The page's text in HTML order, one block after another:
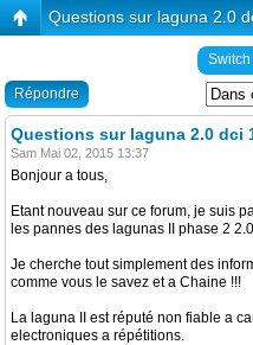
Questions sur laguna 2.0
Switch
Répondre
Questions sur laguna 2.0 dci
Sam Mai 02, 2015 13:37
Bonjour a tous,
Etant nouveau sur ce forum, je suis
les pannes des lagunas II phase 2
Je cherche tout simplement des
comme vous le savez et a Chaine !!!
La laguna II est réputé non fiable a
electroniques a répétitions.